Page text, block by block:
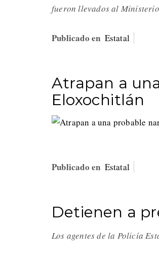
fueron llevados al
Publicado en Estatal
Atrapan a
Eloxochitlán
Publicado en Estatal
Detienen a
Los agentes de la Policía